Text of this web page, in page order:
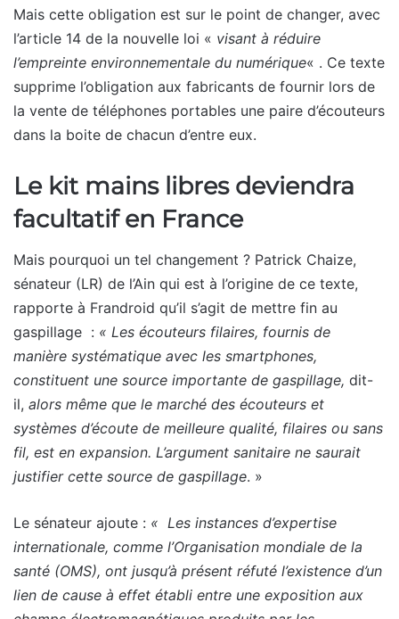
Mais cette obligation est sur le point de changer, avec
l’article 14 de la nouvelle loi « visant à réduire
l’empreinte environnementale du numérique« . Ce texte
supprime l’obligation aux fabricants de fournir lors de
la vente de téléphones portables une paire d’écouteurs
dans la boite de chacun d’entre eux.
Le kit mains libres deviendra
facultatif en France
Mais pourquoi un tel changement ? Patrick Chaize,
sénateur (LR) de l’Ain qui est à l’origine de ce texte,
rapporte à Frandroid qu’il s’agit de mettre fin au
gaspillage : « Les écouteurs filaires, fournis de
manière systématique avec les smartphones,
constituent une source importante de gaspillage, dit-
il, alors même que le marché des écouteurs et
systèmes d’écoute de meilleure qualité, filaires ou sans
fil, est en expansion. L’argument sanitaire ne saurait
justifier cette source de gaspillage. »
Le sénateur ajoute : « Les instances d’expertise
internationale, comme l’Organisation mondiale de la
santé (OMS), ont jusqu’à présent réfuté l’existence d’un
lien de cause à effet établi entre une exposition aux